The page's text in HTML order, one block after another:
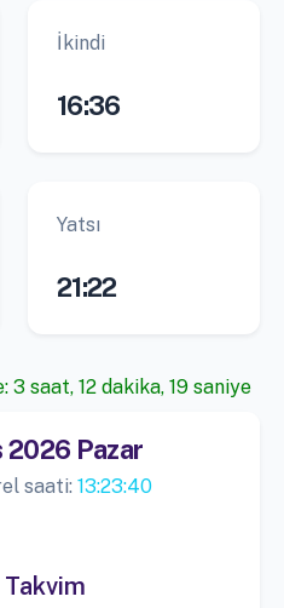
İkindi
16:36
Yatsı
21:22
3 saat, 12 dakika, 18 saniye
2026 Pazar
saati:13:23:41
Takvim